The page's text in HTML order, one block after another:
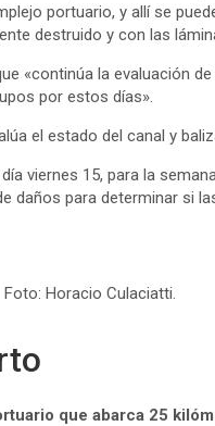
portuario, y allí se
destruido y con las
«continúa la evaluación
por estos días».
el estado del canal y
viernes 15, para la
daños para determinar si
Foto: Horacio Culaciatti.
que abarca 25